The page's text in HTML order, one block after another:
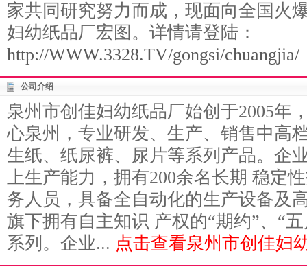
家共同研究努力而成，现面向全国火
妇幼纸品厂宏图。详情请登陆：
http://WWW.3328.TV/gongsi/chuangjia/
公司介绍
泉州市创佳妇幼纸品厂始创于2005年
心泉州，专业研发、生产、销售中高
生纸、纸尿裤、尿片等系列产品。企
上生产能力，拥有200余名长期 稳定
务人员，具备全自动化的生产设备及
旗下拥有自主知识 产权的“期约”、“
系列。企业... 点击查看泉州市创佳妇